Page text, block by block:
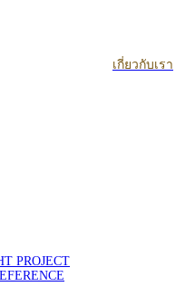
เกี่ยวกับเรา
PROJECT